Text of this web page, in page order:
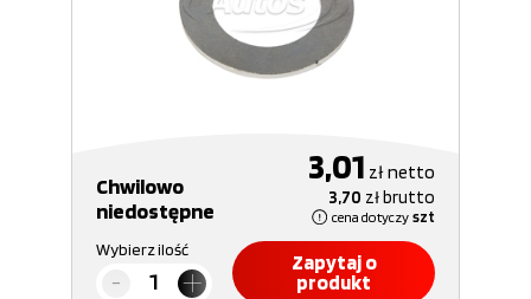
Chwilowo
niedostępne
3,01 złnetto
3,70 złbrutto
cena dotyczy szt
Wybierz ilość
Zapytaj o
produkt